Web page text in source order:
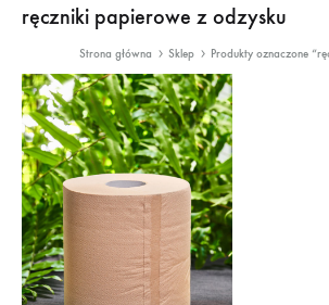
ręczniki papierowe z odzysku
Strona główna Sklep Produkty oznaczone